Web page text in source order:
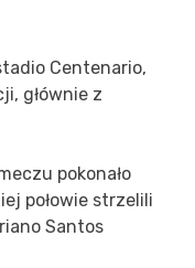
Centenario,
głównie z
pokonało
połowie strzelili
Santos